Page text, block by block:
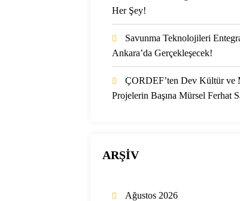
Her Şey!
Savunma Teknolojileri
Ankara’da Gerçekleşecek!
ÇORDEF’ten Dev Kültür ve
Projelerin Başına Mürsel Ferhat
ARŞİV
Ağustos 2026